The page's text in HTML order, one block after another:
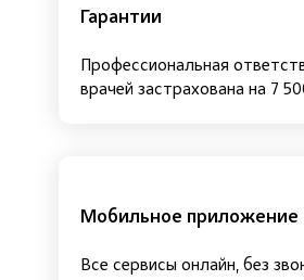
Гарантии
Профессиональная
врачей застрахована на 7
Мобильное приложение
Все сервисы онлайн, без